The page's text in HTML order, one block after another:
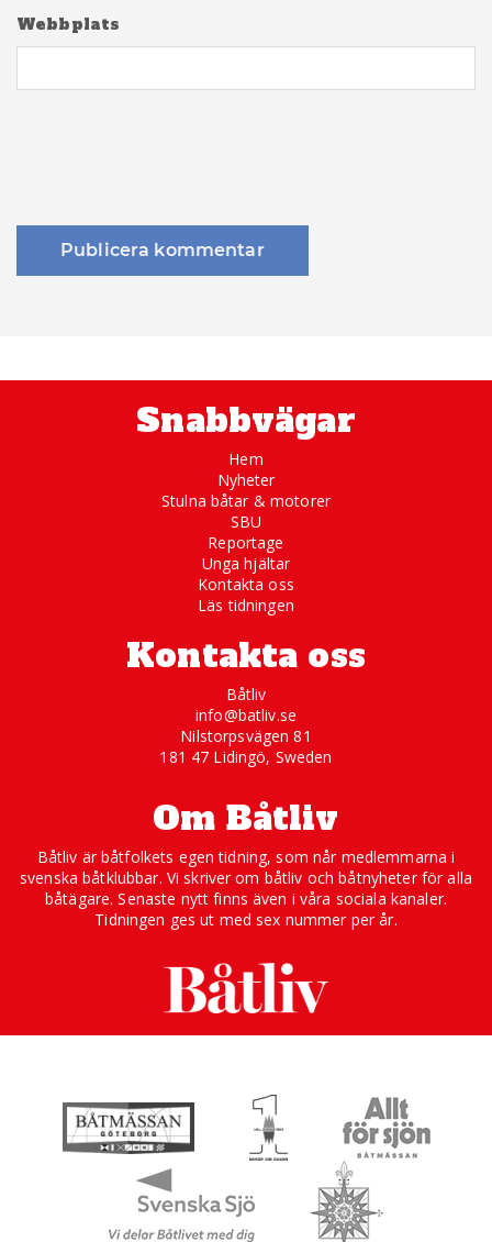
Webbplats
Snabbvägar
Hem
Nyheter
Stulna båtar & motorer
SBU
Reportage
Unga hjältar
Kontakta oss
Läs tidningen
Kontakta oss
Båtliv
info@batliv.se
Nilstorpsvägen 81
181 47 Lidingö, Sweden
Om Båtliv
Båtliv är båtfolkets egen tidning, som når medlemmarna i
svenska båtklubbar. Vi skriver om båtliv och båtnyheter för alla
båtägare. Senaste nytt finns även i våra sociala kanaler.
Tidningen ges ut med sex nummer per år.